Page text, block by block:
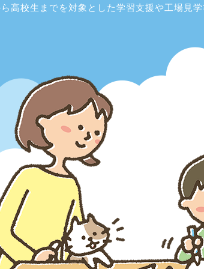
高校生までを対象とした学習支援や工場見